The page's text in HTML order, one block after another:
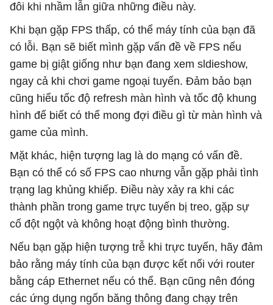
đôi khi nhầm lẫn giữa những điều này.
Khi bạn gặp FPS thấp, có thể máy tính của bạn đã
có lỗi. Bạn sẽ biết mình gặp vấn đề về FPS nếu
game bị giật giống như bạn đang xem sldieshow,
ngay cả khi chơi game ngoại tuyến. Đảm bảo bạn
cũng hiểu tốc độ refresh màn hình và tốc độ khung
hình để biết có thể mong đợi điều gì từ màn hình và
game của mình.
Mặt khác, hiện tượng lag là do mạng có vấn đề.
Bạn có thể có số FPS cao nhưng vẫn gặp phải tình
trạng lag khủng khiếp. Điều này xảy ra khi các
thành phần trong game trực tuyến bị treo, gặp sự
cố đột ngột và không hoạt động bình thường.
Nếu bạn gặp hiện tượng trễ khi trực tuyến, hãy đảm
bảo rằng máy tính của bạn được kết nối với router
bằng cáp Ethernet nếu có thể. Bạn cũng nên đóng
các ứng dụng ngốn băng thông đang chạy trên